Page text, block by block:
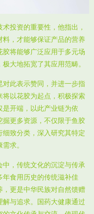
投资的重要性，他指出，
料，才能够保证产品的营养
将能够广泛应用于多元场
大地拓宽了其应用范畴。
对此表示赞同，并进一步指
将以花胶为起点，积极探索
开端，以此产业链为依
更多资源，不仅限于鱼胶
致分类，深入研究其特定
求。
，传统文化的沉淀与传承
年食用历史的传统滋补佳
更是中华民族对自然馈赠
与追求。国药大健康通过